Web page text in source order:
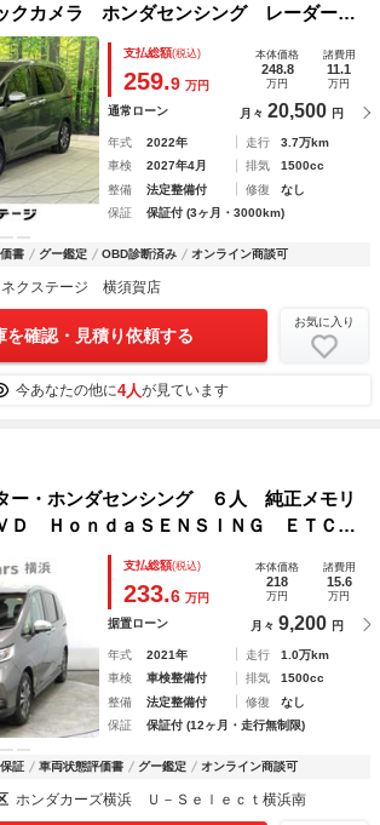
カメラ ホンダセンシング レーダーク
フレザーシート ドラレコ コーナーセ
ー ＥＴＣ 純正１５インチＡＷ オート
支払総額(税込)
259.9 万円
本体価格
248.8
万円
諸費用
11.1
万円
通常ローン 月々 20,500 円
年式 2022年 走行
3.7万km
車検
2027年4月 排気
1500cc
整備
法定整備付 修復
なし
保証
保証付 (3ヶ月・3000km)
書 グー鑑定 OBD診断済み オンライン商談可
ネクステージ 横須賀店
を確認・見積り依頼する
お気に入り
今あなたの他に4人が見ています
ー・ホンダセンシング ６人 純正メモリ
Ｄ ＨｏｎｄａＳＥＮＳＩＮＧ ＥＴＣ
ｈ フルセグテレビ サイドエアバッグ 両
ア ハーフレザーシート ワンオーナー 衝
支払総額(税込)
233.6 万円
本体価格
218
万円
諸費用
15.6
万円
据置ローン 月々 9,200 円
年式 2021年 走行
1.0万km
車検
車検整備付 排気
1500cc
整備
法定整備付 修復
なし
保証
保証付 (12ヶ月・走行無制限)
証 車両状態評価書 グー鑑定 オンライン商談可
ホンダカーズ横浜 Ｕ－Ｓｅｌｅｃｔ横浜南